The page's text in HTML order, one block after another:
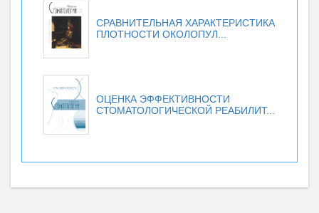
СРАВНИТЕЛЬНАЯ ХАРАКТЕРИСТИКА
ПЛОТНОСТИ ОКОЛОПУЛ...
ОЦЕНКА ЭФФЕКТИВНОСТИ
СТОМАТОЛОГИЧЕСКОЙ РЕАБИЛИТ...